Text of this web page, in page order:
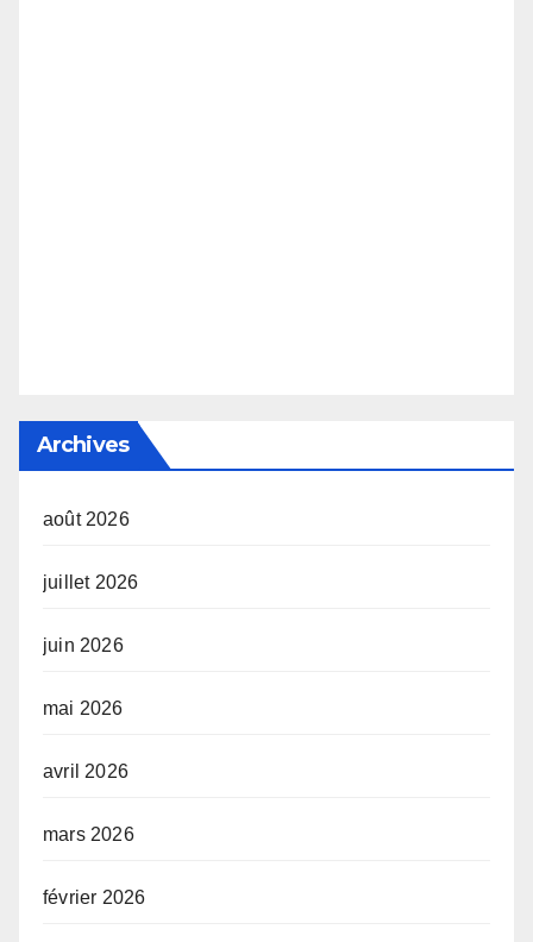
Archives
août 2026
juillet 2026
juin 2026
mai 2026
avril 2026
mars 2026
février 2026